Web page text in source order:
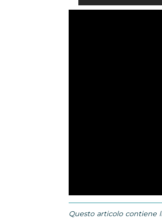
Questo articolo contiene